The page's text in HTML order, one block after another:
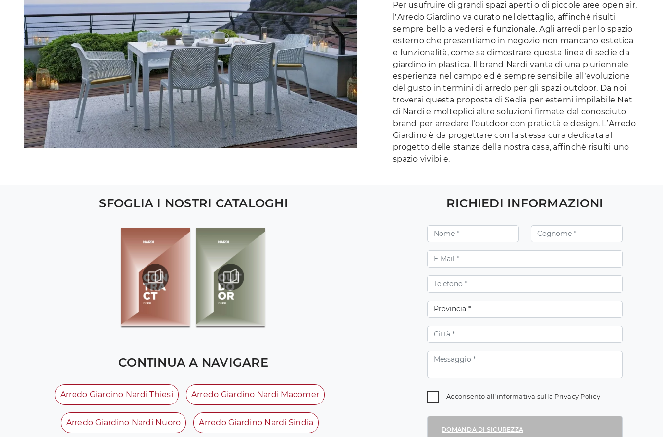
Per usufruire di grandi spazi aperti o di piccole aree open air,
l’Arredo Giardino va curato nel dettaglio, affinchè risulti
sempre bello a vedersi e funzionale. Agli arredi per lo spazio
esterno che presentiamo in negozio non mancano estetica
e funzionalità, come sa dimostrare questa linea di sedie da
giardino in plastica. Il brand Nardi vanta di una pluriennale
esperienza nel campo ed è sempre sensibile all’evoluzione
del gusto in termini di arredo per gli spazi outdoor. Da noi
troverai questa proposta di Sedia per esterni impilabile Net
di Nardi e molteplici altre soluzioni firmate dal conosciuto
brand per arredare l’outdoor con praticità e design. L’Arredo
Giardino è da progettare con la stessa cura dedicata al
progetto delle stanze della nostra casa, affinchè risulti uno
spazio vivibile.
SFOGLIA I NOSTRI CATALOGHI
CONTINUA A NAVIGARE
Arredo Giardino Nardi Thiesi Arredo Giardino Nardi Macomer
Arredo Giardino Nardi Nuoro Arredo Giardino Nardi Sindia
RICHIEDI INFORMAZIONI
Acconsento all'informativa sulla Privacy Policy
DOMANDA DI SICUREZZA